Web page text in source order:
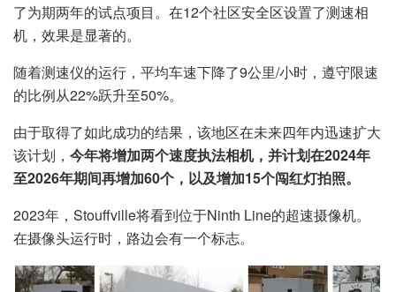
了为期两年的试点项目。在12个社区安全区设置了测速相
机，效果是显著的。
随着测速仪的运行，平均车速下降了9公里/小时，遵守限速
的比例从22%跃升至50%。
由于取得了如此成功的结果，该地区在未来四年内迅速扩大
该计划， 今年将增加两个速度执法相机，并计划在2024年
至2026年期间再增加60个，以及增加15个闯红灯拍照。
2023年，Stouffville将看到位于Ninth Line的超速摄像机。
在摄像头运行时，路边会有一个标志。